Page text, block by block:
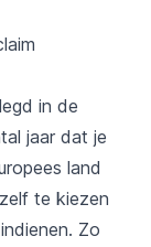
in de
jaar dat je
land
te kiezen
Zo